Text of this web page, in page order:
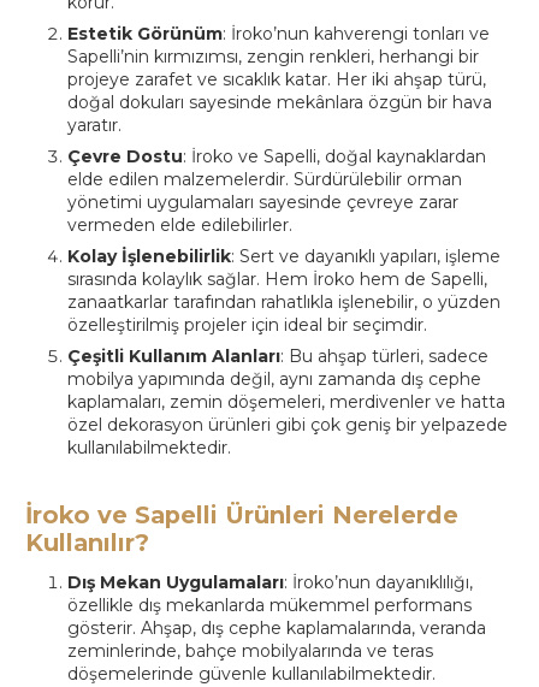
Estetik Görünüm: İroko’nun kahverengi tonları ve
Sapelli’nin kırmızımsı, zengin renkleri, herhangi bir
projeye zarafet ve sıcaklık katar. Her iki ahşap türü,
doğal dokuları sayesinde mekânlara özgün bir hava
yaratır.
Çevre Dostu: İroko ve Sapelli, doğal kaynaklardan
elde edilen malzemelerdir. Sürdürülebilir orman
yönetimi uygulamaları sayesinde çevreye zarar
vermeden elde edilebilirler.
Kolay İşlenebilirlik: Sert ve dayanıklı yapıları, işleme
sırasında kolaylık sağlar. Hem İroko hem de Sapelli,
zanaatkarlar tarafından rahatlıkla işlenebilir, o yüzden
özelleştirilmiş projeler için ideal bir seçimdir.
Çeşitli Kullanım Alanları: Bu ahşap türleri, sadece
mobilya yapımında değil, aynı zamanda dış cephe
kaplamaları, zemin döşemeleri, merdivenler ve hatta
özel dekorasyon ürünleri gibi çok geniş bir yelpazede
kullanılabilmektedir.
İroko ve Sapelli Ürünleri Nerelerde
Kullanılır?
Dış Mekan Uygulamaları: İroko’nun dayanıklılığı,
özellikle dış mekanlarda mükemmel performans
gösterir. Ahşap, dış cephe kaplamalarında, veranda
zeminlerinde, bahçe mobilyalarında ve teras
döşemelerinde güvenle kullanılabilmektedir.